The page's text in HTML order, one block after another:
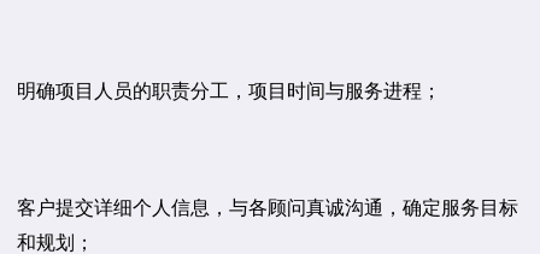
明确项目人员的职责分工，项目时间与服务进程；
客户提交详细个人信息，与各顾问真诚沟通，确定服务目标
和规划；